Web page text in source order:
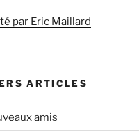
par Eric Maillard
ARTICLES
amis